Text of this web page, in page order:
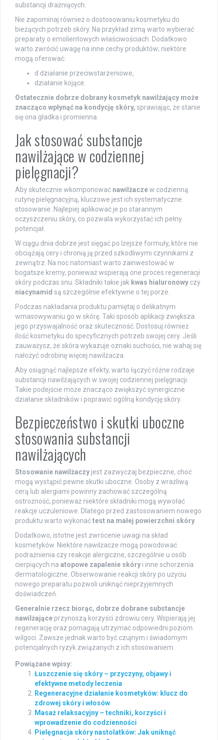
substancji drażniących.
Nie zapominaj również o dostosowaniu kosmetyku do
bieżących potrzeb skóry. Na przykład zimą warto wybierać
preparaty o emolientowych właściwościach. Dodatkowo
warto zwrócić uwagę na inne cechy produktów; niektóre
mogą oferować:
d działanie przeciwstarzeniowe,
działanie kojące.
Ostatecznie dobrze dobrany kosmetyk nawilżający może
znacząco wpłynąć na kondycję skóry, sprawiając, że stanie
się ona gładka i promienna.
Jak stosować substancje
nawilżające w codziennej
pielęgnacji?
Aby skutecznie wkomponować nawilżaczew codzienną
rutynę pielęgnacyjną, kluczowe jest ich systematyczne
stosowanie. Najlepiej aplikować je po starannym
oczyszczeniu skóry, co pozwala wykorzystać ich pełny
potencjał.
W ciągu dnia dobrze jest sięgać po lżejsze formuły, które nie
obciążają cery i chronią ją przed szkodliwymi czynnikami z
zewnątrz. Na noc natomiast warto zainwestować w
bogatsze kremy, ponieważ wspierają one proces regeneracji
skóry podczas snu. Składniki takie jak kwas hialuronowy czy
niacynamid są szczególnie efektywne o tej porze.
Podczas nakładania produktu pamiętaj o delikatnym
wmasowywaniu go w skórę. Taki sposób aplikacji zwiększa
jego przyswajalność oraz skuteczność. Dostosuj również
ilość kosmetyku do specyficznych potrzeb swojej cery. Jeśli
zauważysz, że skóra wykazuje oznaki suchości, nie wahaj się
nałożyć odrobinę więcej nawilżacza.
Aby osiągnąć najlepsze efekty, warto łączyć różne rodzaje
substancji nawilżających w swojej codziennej pielęgnacji.
Takie podejście może znacząco zwiększyć synergiczne
działanie składników i poprawić ogólną kondycję skóry.
Bezpieczeństwo i skutki uboczne
stosowania substancji
nawilżających
Stosowanie nawilżaczy jest zazwyczaj bezpieczne, choć
mogą wystąpić pewne skutki uboczne. Osoby z wrażliwą
cerą lub alergiami powinny zachować szczególną
ostrożność, ponieważ niektóre składniki mogą wywołać
reakcje uczuleniowe. Dlatego przed zastosowaniem nowego
produktu warto wykonaćtest na małej powierzchni skóry.
Dodatkowo, istotne jest zwrócenie uwagi na skład
kosmetyków. Niektóre nawilżacze mogą powodować
podrażnienia czy reakcje alergiczne, szczególnie u osób
cierpiących na atopowe zapalenie skóry i inne schorzenia
dermatologiczne. Obserwowanie reakcji skóry po użyciu
nowego preparatu pozwoli uniknąć nieprzyjemnych
doświadczeń.
Generalnie rzecz biorąc, dobrze dobrane substancje
nawilżające przynoszą korzyści zdrowiu cery. Wspierają jej
regenerację oraz pomagają utrzymać odpowiedni poziom
wilgoci. Zawsze jednak warto być czujnym i świadomym
potencjalnych ryzyk związanych z ich stosowaniem.
Powiązane wpisy:
Łuszczenie się skóry – przyczyny, objawy i
efektywne metody leczenia
Regeneracyjne działanie kosmetyków: klucz do
zdrowej skóry i włosów
Masaż relaksacyjny – techniki, korzyści i
wprowadzenie do codzienności
Pielęgnacja skóry nastolatków: Jak uniknąć